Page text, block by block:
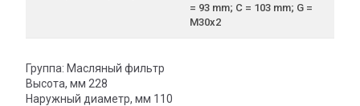
= 93 mm; C = 103 mm; G =
M30x2
Группа: Масляный фильтр
Высота, мм 228
Наружный диаметр, мм 110